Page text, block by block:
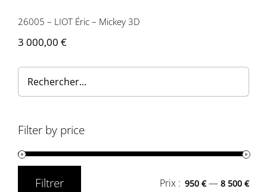
26005 – LIOT Éric – Mickey 3D
3 000,00 €
Filter by price
Filtrer Prix : 950 €—8 500 €